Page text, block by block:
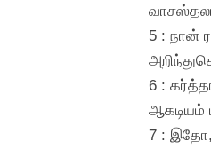
5 : நான்
6 :
ஆகடியம்
7 : இதோ,